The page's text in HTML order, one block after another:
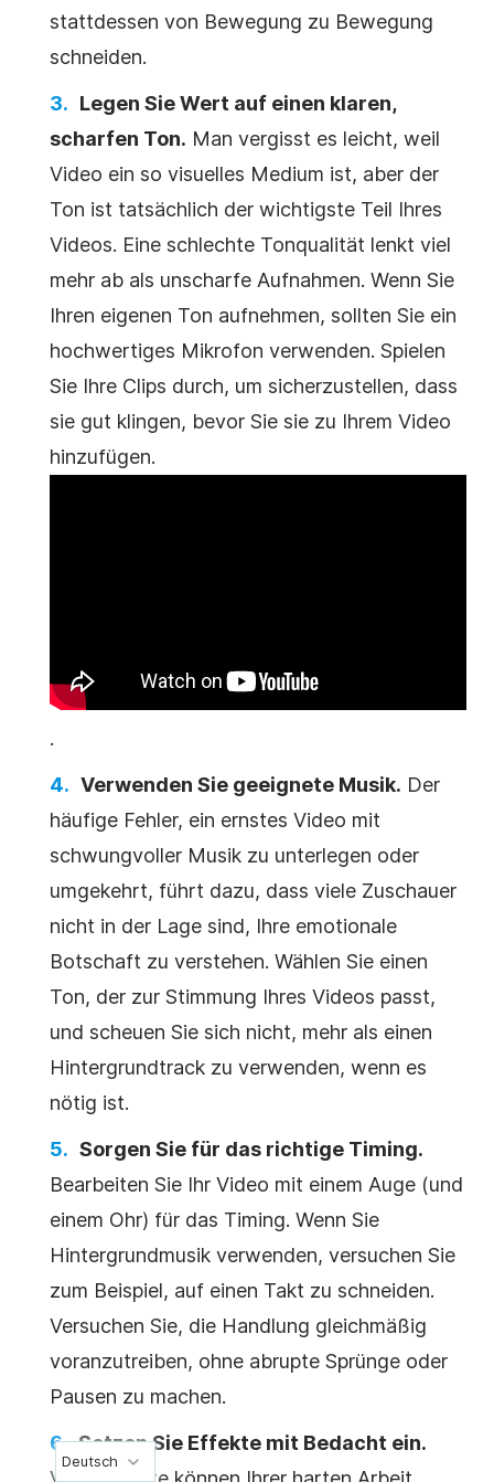
stattdessen von Bewegung zu Bewegung
schneiden.
Legen Sie Wert auf einen klaren,
scharfen Ton. Man vergisst es leicht, weil
Video ein so visuelles Medium ist, aber der
Ton ist tatsächlich der wichtigste Teil Ihres
Videos. Eine schlechte Tonqualität lenkt viel
mehr ab als unscharfe Aufnahmen. Wenn Sie
Ihren eigenen Ton aufnehmen, sollten Sie ein
hochwertiges Mikrofon verwenden. Spielen
Sie Ihre Clips durch, um sicherzustellen, dass
sie gut klingen, bevor Sie sie zu Ihrem Video
hinzufügen.
.
Verwenden Sie geeignete Musik. Der
häufige Fehler, ein ernstes Video mit
schwungvoller Musik zu unterlegen oder
umgekehrt, führt dazu, dass viele Zuschauer
nicht in der Lage sind, Ihre emotionale
Botschaft zu verstehen. Wählen Sie einen
Ton, der zur Stimmung Ihres Videos passt,
und scheuen Sie sich nicht, mehr als einen
Hintergrundtrack zu verwenden, wenn es
nötig ist.
Sorgen Sie für das richtige Timing.
Bearbeiten Sie Ihr Video mit einem Auge (und
einem Ohr) für das Timing. Wenn Sie
Hintergrundmusik verwenden, versuchen Sie
zum Beispiel, auf einen Takt zu schneiden.
Versuchen Sie, die Handlung gleichmäßig
voranzutreiben, ohne abrupte Sprünge oder
Pausen zu machen.
Setzen Sie Effekte mit Bedacht ein.
Deutsch